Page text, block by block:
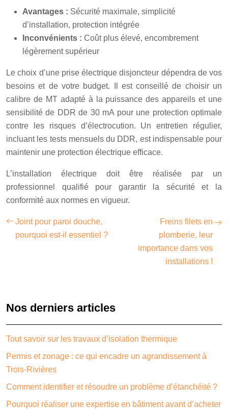
Avantages : Sécurité maximale, simplicité
d’installation, protection intégrée
Inconvénients : Coût plus élevé, encombrement
légèrement supérieur
Le choix d’une prise électrique disjoncteur dépendra de vos
besoins et de votre budget. Il est conseillé de choisir un
calibre de MT adapté à la puissance des appareils et une
sensibilité de DDR de 30 mA pour une protection optimale
contre les risques d’électrocution. Un entretien régulier,
incluant les tests mensuels du DDR, est indispensable pour
maintenir une protection électrique efficace.
L’installation électrique doit être réalisée par un
professionnel qualifié pour garantir la sécurité et la
conformité aux normes en vigueur.
Joint pour paroi douche,
pourquoi est-il essentiel ?
Freins filets en
plomberie, leur
importance dans vos
installations !
Nos derniers articles
Tout savoir sur les travaux d’isolation thermique
Permis et zonage : ce qui encadre un agrandissement à
Trois-Rivières
Comment identifier et résoudre un problème d’étanchéité ?
Pourquoi réaliser une expertise en bâtiment avant d’acheter